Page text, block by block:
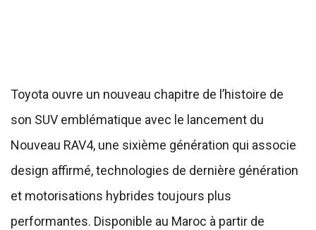
Toyota ouvre un nouveau chapitre de l’histoire de
son SUV emblématique avec le lancement du
Nouveau RAV4, une sixième génération qui associe
design affirmé, technologies de dernière génération
et motorisations hybrides toujours plus
performantes. Disponible au Maroc à partir de